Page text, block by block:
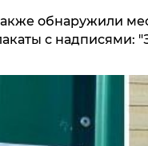
обнаружили
с надписями: